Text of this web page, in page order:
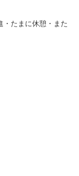
・たまに休憩・また